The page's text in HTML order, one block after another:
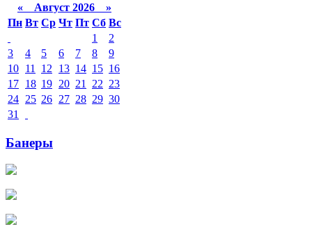
« Август 2026 »
Пн Вт Ср Чт Пт Сб Вс
1
2
3
4 5 6 7 8
9
10 11 12 13 14 15 16
17 18 19 20 21 22 23
24 25 26 27 28 29 30
31
Банеры